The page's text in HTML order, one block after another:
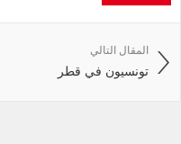
المقال التالي
تونسيون في قطر